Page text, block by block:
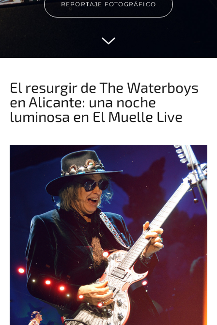
REPORTAJE FOTOGRÁFICO
El resurgir de The Waterboys
en Alicante: una noche
luminosa en El Muelle Live